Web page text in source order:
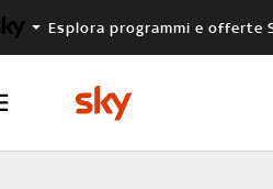
Esplora programmi e offerte